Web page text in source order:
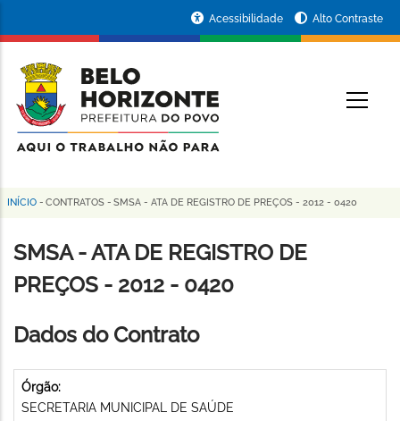
conteúdo
principal
da
Prefeitura
de
Horizonte
Acessibilidade Alto Contraste
Trilha
de
navegação
INÍCIO - CONTRATOS - SMSA - ATA DE REGISTRO DE PREÇOS - 2012 - 0420
SMSA - ATA DE REGISTRO DE
PREÇOS - 2012 - 0420
Dados do Contrato
Órgão:
SECRETARIA MUNICIPAL DE SAÚDE